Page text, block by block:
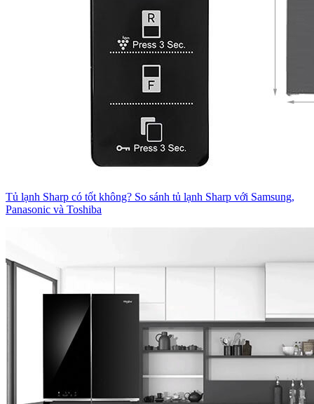
Tủ lạnh Sharp có tốt không? So sánh tủ lạnh Sharp với Samsung,
Panasonic và Toshiba